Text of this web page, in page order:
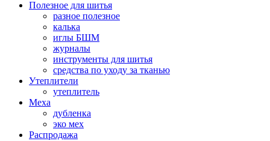
Полезное для шитья
разное полезное
калька
иглы БШМ
журналы
инструменты для шитья
средства по уходу за тканью
Утеплители
утеплитель
Меха
дубленка
эко мех
Распродажа